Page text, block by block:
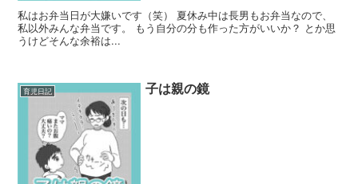
私はお弁当日が大嫌いです（笑） 夏休み中は長男もお弁当なので、
私以外みんな弁当です。 もう自分の分も作った方がいいか？ とか思
うけどそんな余裕は...
育児日記 子は親の鏡